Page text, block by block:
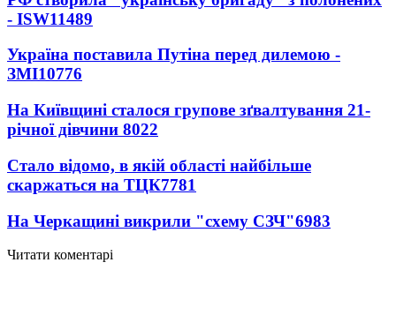
- ISW11489
Україна поставила Путіна перед дилемою -
ЗМІ10776
На Київщині сталося групове зґвалтування 21-
річної дівчини 8022
Стало відомо, в якій області найбільше
скаржаться на ТЦК7781
На Черкащині викрили "схему СЗЧ"6983
Читати коментарі